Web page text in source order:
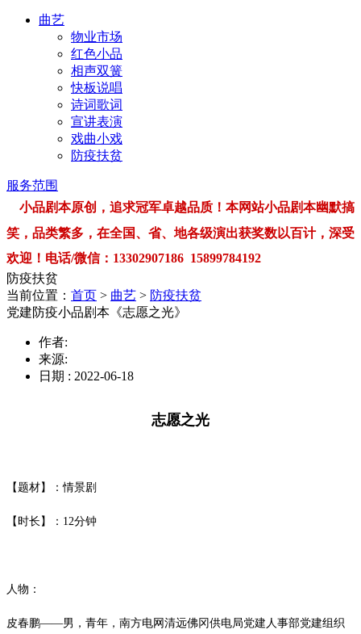
曲艺
物业市场
红色小品
相声双簧
快板说唱
诗词歌词
宣讲表演
戏曲小戏
防疫扶贫
服务范围
小品剧本原创，追求冠军卓越品质！本网站小品剧本幽默搞
笑，品类繁多，在全国、省、地各级演出获奖数以百计，深受
欢迎！电话/微信：13302907186 15899784192
防疫扶贫
当前位置： 首页 > 曲艺 > 防疫扶贫
党建防疫小品剧本《志愿之光》
作者:
来源:
日期 : 2022-06-18
志愿之光
【题材】：情景剧
【时长】： 12分钟
人物：
皮春鹏——男，青年，南方电网清远佛冈供电局党建人事部党建组织